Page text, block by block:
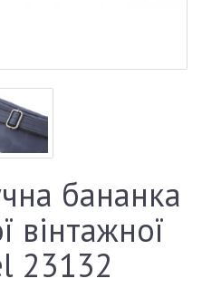
бананка
вінтажної
23132